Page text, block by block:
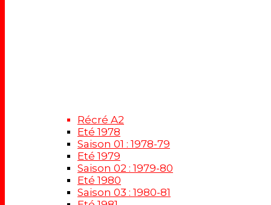
Récré A2
Eté 1978
Saison 01 : 1978-79
Eté 1979
Saison 02 : 1979-80
Eté 1980
Saison 03 : 1980-81